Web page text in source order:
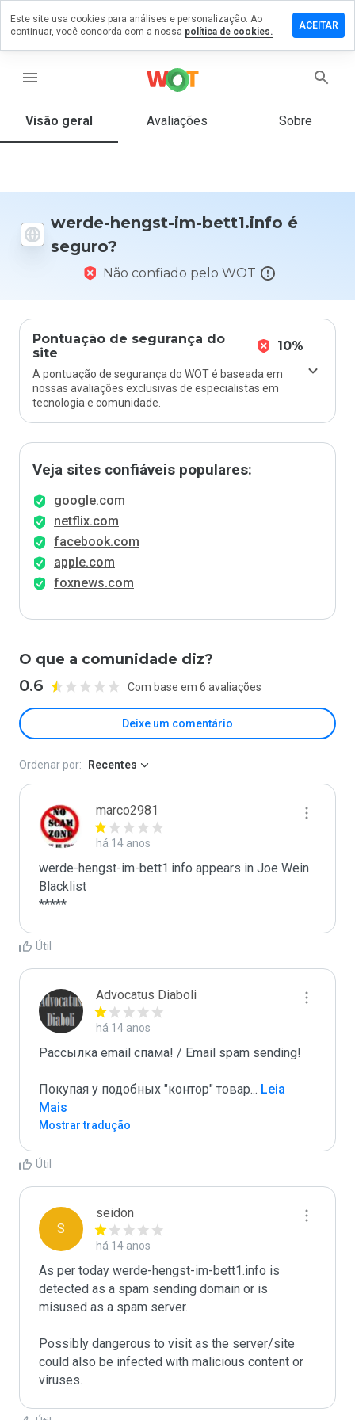
menu
Visão geral Avaliações Sobre
werde-hengst-im-bett1.info é
seguro?
Não confiado pelo WOT
Pontuação de segurança do
site
10%
A pontuação de segurança do WOT é baseada em
nossas avaliações exclusivas de especialistas em
tecnologia e comunidade.
Veja sites confiáveis populares:
google.com
netflix.com
facebook.com
apple.com
foxnews.com
O que a comunidade diz?
0.6 Com base em 6 avaliações
Deixe um comentário
um
werde-
a 5,
você
daria
Ordenar por: Recentes
marco2981
há 14 anos
werde-hengst-im-bett1.info appears in Joe Wein
Blacklist
*****
Útil
Advocatus Diaboli
há 14 anos
Рассылка email спама! / Email spam sending!
Покупая у подобных "контор" товар... Leia
Mais
Mostrar tradução
Útil
S
seidon
há 14 anos
As per today werde-hengst-im-bett1.info is
detected as a spam sending domain or is
misused as a spam server.
Possibly dangerous to visit as the server/site
could also be infected with malicious content or
Este site usa cookies para análises e personalização. Ao
continuar, você concorda com a nossa política de cookies.
ACEITAR